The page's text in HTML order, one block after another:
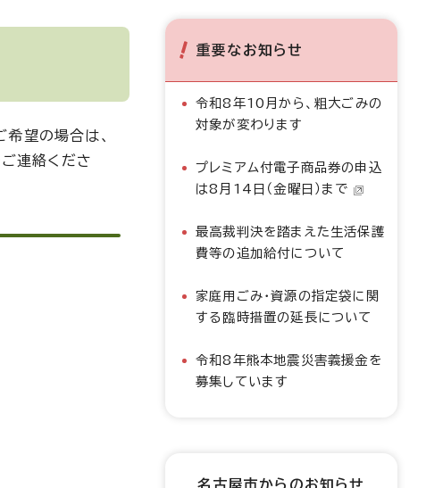
望の場合は、
連絡くださ
重要なお知らせ
令和8年10月から、粗大ごみの
対象が変わります
プレミアム付電子商品券の申込
は8月14日（金曜日）まで
最高裁判決を踏まえた生活保護
費等の追加給付について
家庭用ごみ・資源の指定袋に関
する臨時措置の延長について
令和8年熊本地震災害義援金を
募集しています
名古屋市からのお知らせ